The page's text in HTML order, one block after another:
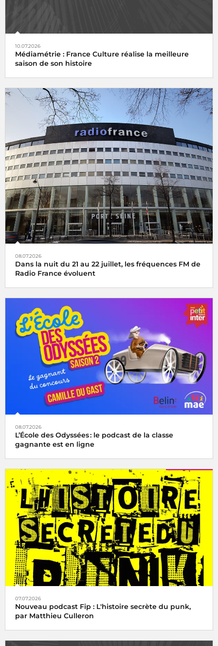
10.07.2026
Médiamétrie : France Culture réalise la meilleure
saison de son histoire
08.07.2026
Dans la nuit du 21 au 22 juillet, les fréquences FM de
Radio France évoluent
08.07.2026
L’École des Odyssées : le podcast de la classe
gagnante est en ligne
07.07.2026
Nouveau podcast Fip : L'histoire secrète du punk,
par Matthieu Culleron